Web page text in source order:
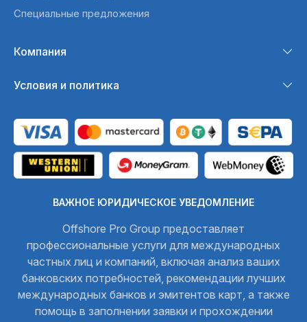
Специальные предложения
Компания
Условия и политика
ВАЖНОЕ ЮРИДИЧЕСКОЕ УВЕДОМЛЕНИЕ
Offshore Pro Group предоставляет
профессиональные услуги для международных
частных лиц и компаний, включая анализ ваших
банковских потребностей, рекомендации лучших
международных банков и эмитентов карт, а также
помощь в заполнении заявки и прохождении